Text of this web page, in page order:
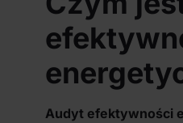
Audyt efektywności